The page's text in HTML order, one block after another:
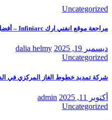
Uncategorized
مراجعة موقع انفني ارك Infiniarc – أفضل وجهة لتجميعات الحواسيب والألعاب
ديسمبر 19, 2025
dalia helmy
Uncategorized
شركة تمديد خطوط الغاز المركزي في
أكتوبر 11, 2025
admin
Uncategorized